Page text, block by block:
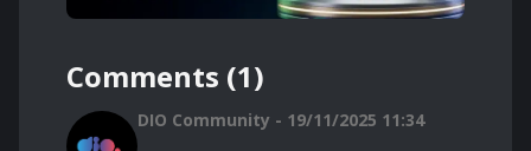
Comments (1)
DIO Community - 19/11/2025 11:34